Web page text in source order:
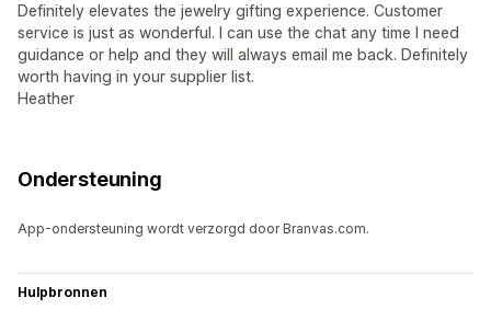
Definitely elevates the jewelry gifting experience. Customer
service is just as wonderful. I can use the chat any time I need
guidance or help and they will always email me back. Definitely
worth having in your supplier list.
Heather
Ondersteuning
App-ondersteuning wordt verzorgd door Branvas.com.
Hulpbronnen